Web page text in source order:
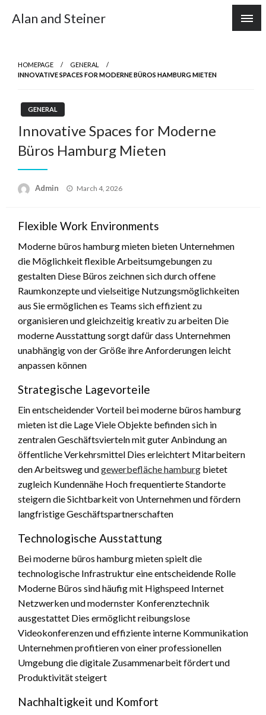
Alan and Steiner
HOMEPAGE
GENERAL
INNOVATIVE SPACES FOR MODERNE BÜROS HAMBURG MIETEN
GENERAL
Innovative Spaces for Moderne
Büros Hamburg Mieten
Admin
Posted
March 4, 2026
Flexible Work Environments
Moderne büros hamburg mieten bieten Unternehmen
die Möglichkeit flexible Arbeitsumgebungen zu
gestalten Diese Büros zeichnen sich durch offene
Raumkonzepte und vielseitige Nutzungsmöglichkeiten
aus Sie ermöglichen es Teams sich effizient zu
organisieren und gleichzeitig kreativ zu arbeiten Die
moderne Ausstattung sorgt dafür dass Unternehmen
unabhängig von der Größe ihre Anforderungen leicht
anpassen können
Strategische Lagevorteile
Ein entscheidender Vorteil bei moderne büros hamburg
mieten ist die Lage Viele Objekte befinden sich in
zentralen Geschäftsvierteln mit guter Anbindung an
öffentliche Verkehrsmittel Dies erleichtert Mitarbeitern
den Arbeitsweg undgewerbefläche hamburg bietet
zugleich Kundennähe Hoch frequentierte Standorte
steigern die Sichtbarkeit von Unternehmen und fördern
langfristige Geschäftspartnerschaften
Technologische Ausstattung
Bei moderne büros hamburg mieten spielt die
technologische Infrastruktur eine entscheidende Rolle
Moderne Büros sind häufig mit Highspeed Internet
Netzwerken und modernster Konferenztechnik
ausgestattet Dies ermöglicht reibungslose
Videokonferenzen und effiziente interne Kommunikation
Unternehmen profitieren von einer professionellen
Umgebung die digitale Zusammenarbeit fördert und
Produktivität steigert
Nachhaltigkeit und Komfort